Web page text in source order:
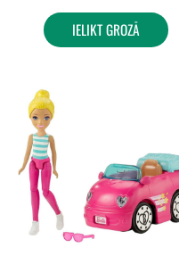
IELIKT GROZĀ